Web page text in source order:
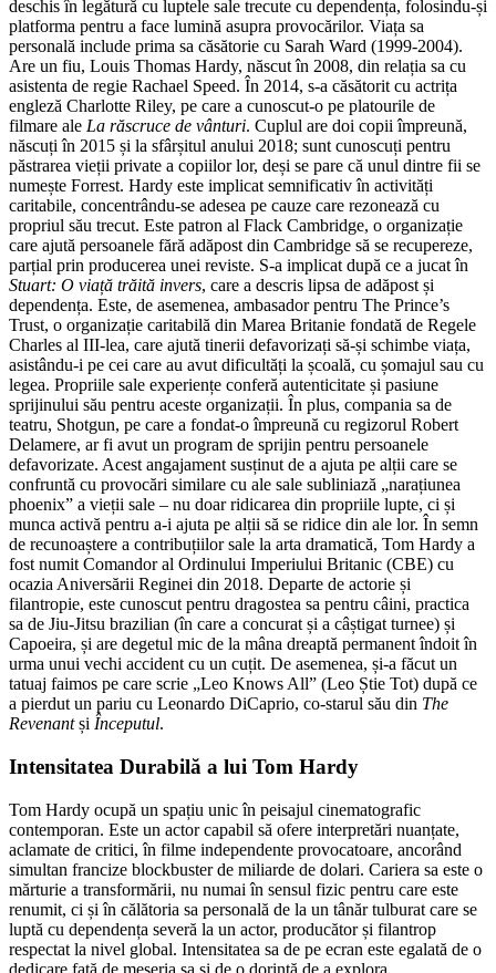
deschis în legătură cu luptele sale trecute cu dependența, folosindu-și
platforma pentru a face lumină asupra provocărilor. Viața sa
personală include prima sa căsătorie cu Sarah Ward (1999-2004).
Are un fiu, Louis Thomas Hardy, născut în 2008, din relația sa cu
asistenta de regie Rachael Speed. În 2014, s-a căsătorit cu actrița
engleză Charlotte Riley, pe care a cunoscut-o pe platourile de
filmare ale La răscruce de vânturi. Cuplul are doi copii împreună,
născuți în 2015 și la sfârșitul anului 2018; sunt cunoscuți pentru
păstrarea vieții private a copiilor lor, deși se pare că unul dintre fii se
numește Forrest. Hardy este implicat semnificativ în activități
caritabile, concentrându-se adesea pe cauze care rezonează cu
propriul său trecut. Este patron al Flack Cambridge, o organizație
care ajută persoanele fără adăpost din Cambridge să se recupereze,
parțial prin producerea unei reviste. S-a implicat după ce a jucat în
Stuart: O viață trăită invers, care a descris lipsa de adăpost și
dependența. Este, de asemenea, ambasador pentru The Prince’s
Trust, o organizație caritabilă din Marea Britanie fondată de Regele
Charles al III-lea, care ajută tinerii defavorizați să-și schimbe viața,
asistându-i pe cei care au avut dificultăți la școală, cu șomajul sau cu
legea. Propriile sale experiențe conferă autenticitate și pasiune
sprijinului său pentru aceste organizații. În plus, compania sa de
teatru, Shotgun, pe care a fondat-o împreună cu regizorul Robert
Delamere, ar fi avut un program de sprijin pentru persoanele
defavorizate. Acest angajament susținut de a ajuta pe alții care se
confruntă cu provocări similare cu ale sale subliniază „narațiunea
phoenix” a vieții sale – nu doar ridicarea din propriile lupte, ci și
munca activă pentru a-i ajuta pe alții să se ridice din ale lor. În semn
de recunoaștere a contribuțiilor sale la arta dramatică, Tom Hardy a
fost numit Comandor al Ordinului Imperiului Britanic (CBE) cu
ocazia Aniversării Reginei din 2018. Departe de actorie și
filantropie, este cunoscut pentru dragostea sa pentru câini, practica
sa de Jiu-Jitsu brazilian (în care a concurat și a câștigat turnee) și
Capoeira, și are degetul mic de la mâna dreaptă permanent îndoit în
urma unui vechi accident cu un cuțit. De asemenea, și-a făcut un
tatuaj faimos pe care scrie „Leo Knows All” (Leo Știe Tot) după ce
a pierdut un pariu cu Leonardo DiCaprio, co-starul său din The
Revenantși Începutul.
Intensitatea Durabilă a lui Tom Hardy
Tom Hardy ocupă un spațiu unic în peisajul cinematografic
contemporan. Este un actor capabil să ofere interpretări nuanțate,
aclamate de critici, în filme independente provocatoare, ancorând
simultan francize blockbuster de miliarde de dolari. Cariera sa este o
mărturie a transformării, nu numai în sensul fizic pentru care este
renumit, ci și în călătoria sa personală de la un tânăr tulburat care se
luptă cu dependența severă la un actor, producător și filantrop
respectat la nivel global. Intensitatea sa de pe ecran este egalată de o
dedicare față de meseria sa și de o dorință de a explora